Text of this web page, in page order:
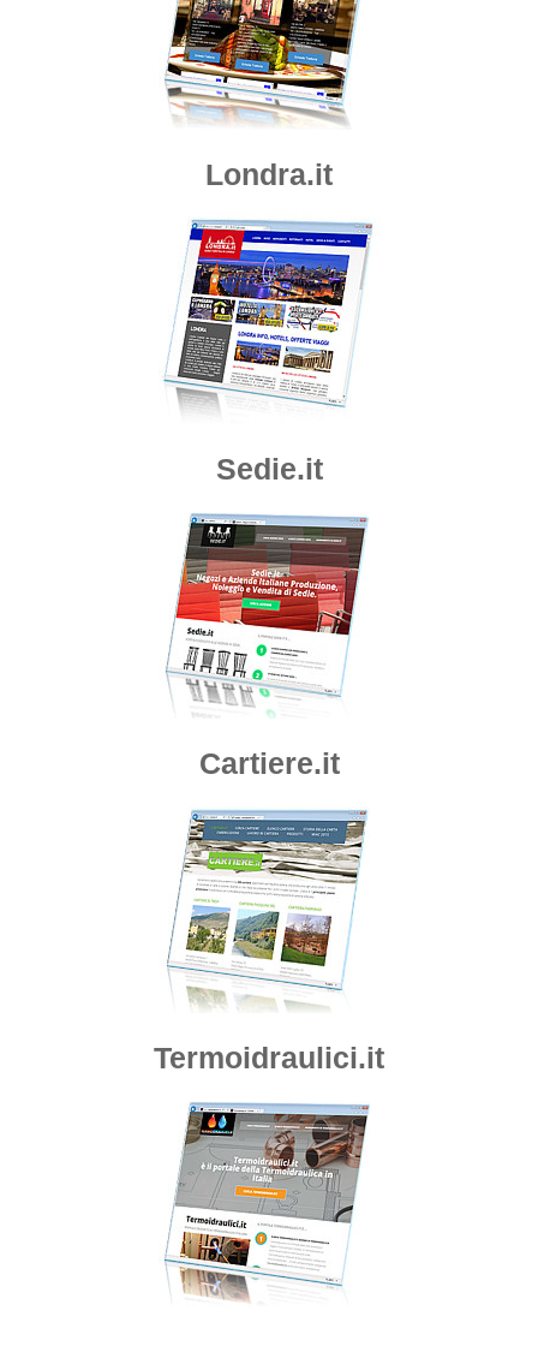
Londra.it
Sedie.it
Cartiere.it
Termoidraulici.it